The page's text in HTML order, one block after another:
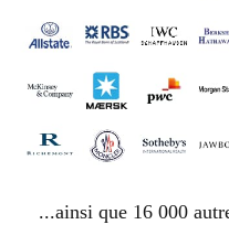
...ainsi que 16 000